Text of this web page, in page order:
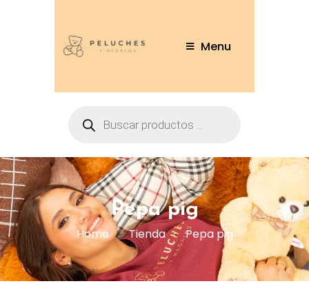
Menu
Pepa pig
Home Tienda Pepa pig